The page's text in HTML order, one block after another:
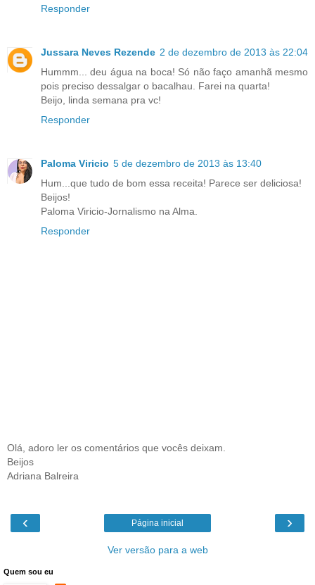
Responder
Jussara Neves Rezende 2 de dezembro de 2013 às 22:04
Hummm... deu água na boca! Só não faço amanhã mesmo
pois preciso dessalgar o bacalhau. Farei na quarta!
Beijo, linda semana pra vc!
Responder
Paloma Viricio 5 de dezembro de 2013 às 13:40
Hum...que tudo de bom essa receita! Parece ser deliciosa!
Beijos!
Paloma Viricio-Jornalismo na Alma.
Responder
Olá, adoro ler os comentários que vocês deixam.
Beijos
Adriana Balreira
‹ ›
Página inicial
Ver versão para a web
Quem sou eu